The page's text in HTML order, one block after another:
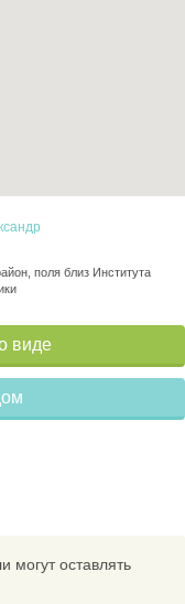
поля близ Института
виде
могут оставлять